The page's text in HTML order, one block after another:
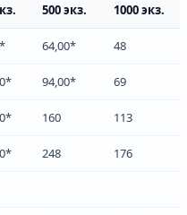
500 экз. 1000 экз.
64,00* 48
94,00* 69
160 113
248 176